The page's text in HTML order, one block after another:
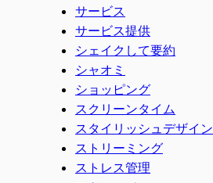
サービス
サービス提供
シェイクして要約
シャオミ
ショッピング
スクリーンタイム
スタイリッシュデザイン
ストリーミング
ストレス管理